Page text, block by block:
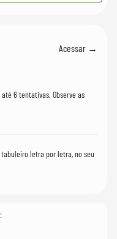
Acessar →
6 tentativas. Observe as
letra por letra, no seu